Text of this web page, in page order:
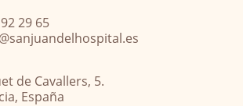
29 65
de Cavallers, 5.
España